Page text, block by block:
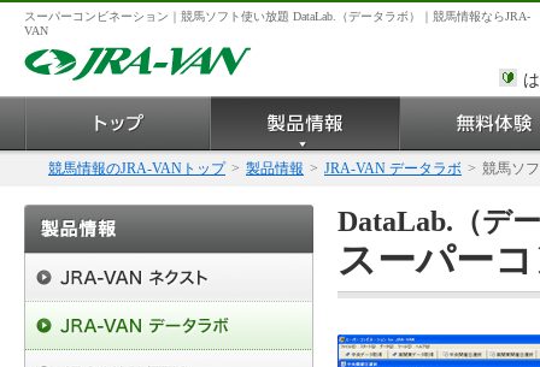
スーパーコンビネーション｜競馬ソフト使い放題 DataLab.（データラボ）｜競馬情報ならJRA-
VAN
競馬情報のJRA-VANトップ > 製品情報 > JRA-VAN データラボ > 競馬ソ
DataLab.（デ
スーパー